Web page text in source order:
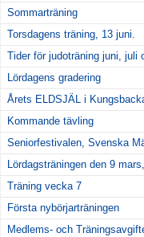
Sommarträning
Torsdagens träning, 13 juni.
Tider för judoträning juni, juli
Lördagens gradering
Årets ELDSJÄL i
Kommande tävling
Seniorfestivalen, Svenska
Lördagsträningen den 9
Träning vecka 7
Första nybörjarträningen
Medlems- och